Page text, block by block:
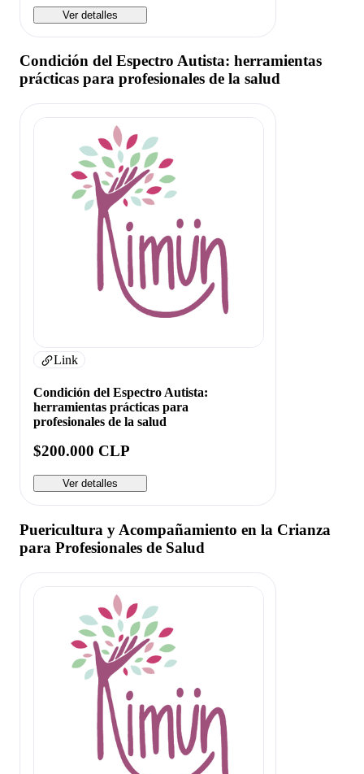
Ver detalles
Condición del Espectro Autista: herramientas
prácticas para profesionales de la salud
Link
Condición del Espectro Autista:
herramientas prácticas para
profesionales de la salud
$200.000 CLP
Ver detalles
Puericultura y Acompañamiento en la Crianza
para Profesionales de Salud